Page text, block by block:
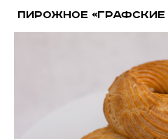
Пирожное «Графские